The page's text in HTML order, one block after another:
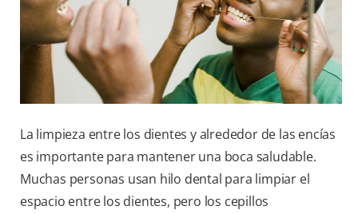
SUSCRIBITE
La limpieza entre los dientes y alrededor de las encías
es importante para mantener una boca saludable.
Muchas personas usan hilo dental para limpiar el
espacio entre los dientes, pero los cepillos